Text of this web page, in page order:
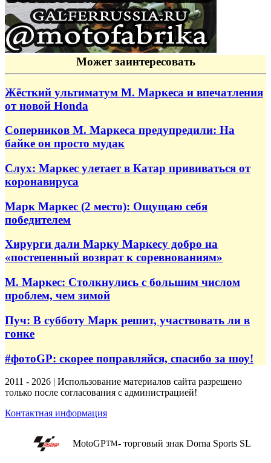
Может заинтересовать
Жёсткий ультиматум М. Маркеса и впечатления
от новой Honda
Соперников М. Маркеса предупредили: На
байке он просто мудак
Слух: Маркес улетает в Катар прививаться от
коронавируса
Марк Маркес (2 место): Ощущаю себя
победителем
Хирурги дали Марку Маркесу добро на
«постепенный возврат к соревнованиям»
М. Маркес: Столкнулись с большим числом
проблем, чем зимой
Пуч: В субботу Марк решит, участвовать ли в
гонке
#фотоGP: скорее поправляйся, спасибо за шоу!
2011 - 2026 | Использование материалов сайта разрешено
только после согласования с администрацией!
Контактная информация
MotoGPTM- торговый знак Dorna Sports SL